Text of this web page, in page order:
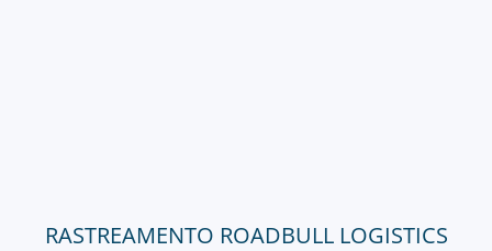
RASTREAMENTO ROADBULL LOGISTICS